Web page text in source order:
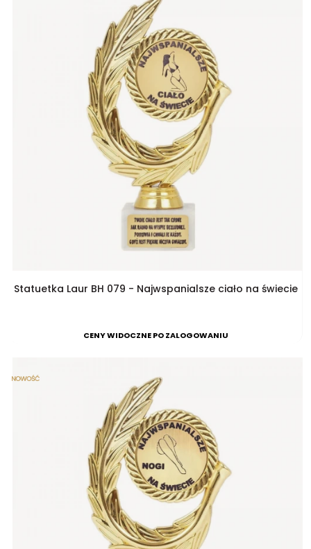
Statuetka Laur BH 079 - Najwspanialsze ciało na świecie
CENY WIDOCZNE PO ZALOGOWANIU